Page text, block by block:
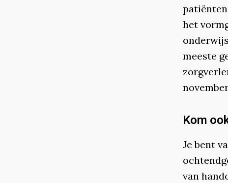
het
meeste
Kom
Je bent
van